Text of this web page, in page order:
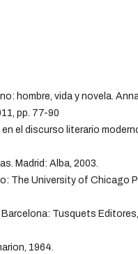
hombre, vida y novela.
pp. 77-90
el discurso literario
Madrid: Alba, 2003.
The University of Chicago
Tusquets Editores,
1964.